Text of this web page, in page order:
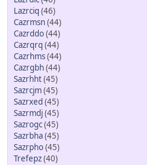
Lazrciq (46)
Cazrmsn(44)
Cazrddo(44)
Cazrqrq (44)
Cazrhms(44)
Cazrgbh(44)
Sazrhht(45)
Sazrcjm(45)
Sazrxed (45)
Sazrmdj(45)
Sazrogc(45)
Sazrbha(45)
Sazrpho(45)
Trefepz(40)